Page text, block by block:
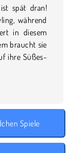
spät dran!
während
in diesem
braucht sie
ihre Süßes-
Spiele